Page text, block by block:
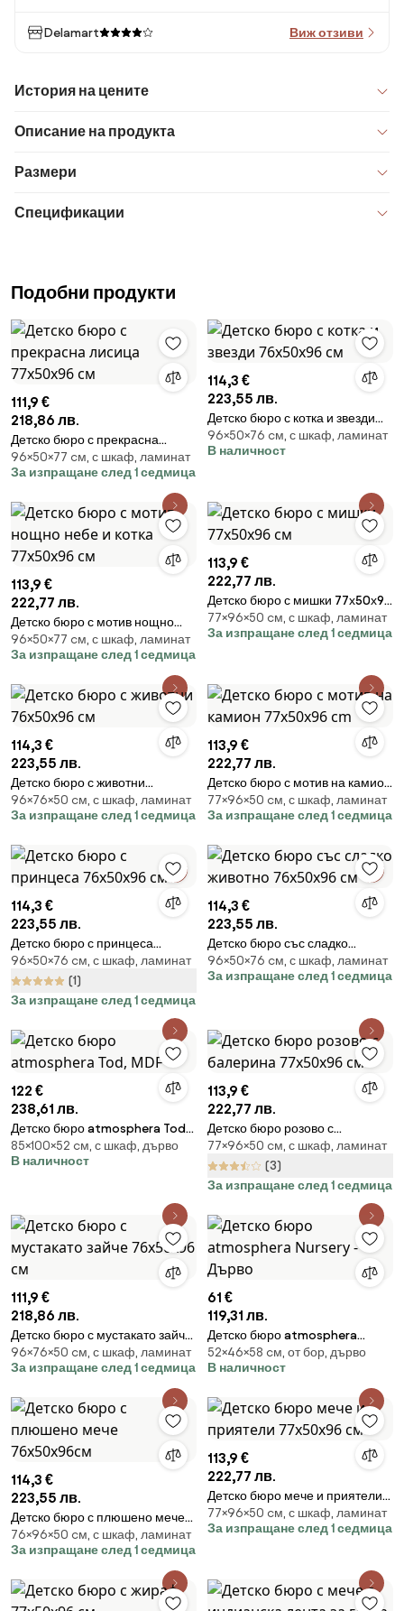
Delamart Виж отзиви
История на цените
Описание на продукта
Размери
Спецификации
Подобни продукти
111,9 €
218,86 лв.
Детско бюро с прекрасна
лисица 77х50х96 см
96×50×77 cм, с шкаф, ламинат
За изпращане след 1 седмица
114,3 €
223,55 лв.
Детско бюро с котка и звезди
76х50х96 см
96×50×76 cм, с шкаф, ламинат
В наличност
113,9 €
222,77 лв.
Детско бюро с мотив нощно
небе и котка 77х50х96 см
96×50×77 cм, с шкаф, ламинат
За изпращане след 1 седмица
113,9 €
222,77 лв.
Детско бюро с мишки 77х50х96
см
77×96×50 cм, с шкаф, ламинат
За изпращане след 1 седмица
114,3 €
223,55 лв.
Детско бюро с животни
76х50х96 см
96×76×50 cм, с шкаф, ламинат
За изпращане след 1 седмица
113,9 €
222,77 лв.
Детско бюро с мотив на камион
77x50x96 cm
77×96×50 cм, с шкаф, ламинат
За изпращане след 1 седмица
114,3 €
223,55 лв.
Детско бюро с принцеса
76х50х96 см
96×50×76 cм, с шкаф, ламинат
(1)
За изпращане след 1 седмица
114,3 €
223,55 лв.
Детско бюро със сладко
животно 76х50х96 см
96×50×76 cм, с шкаф, ламинат
За изпращане след 1 седмица
122 €
238,61 лв.
Детско бюро atmosphera Tod,
MDF
85×100×52 cм, с шкаф, дърво
В наличност
113,9 €
222,77 лв.
Детско бюро розово с
балерина 77х50х96 см
77×96×50 cм, с шкаф, ламинат
(3)
За изпращане след 1 седмица
111,9 €
218,86 лв.
Детско бюро с мустакато зайче
76х50х96 см
96×76×50 cм, с шкаф, ламинат
За изпращане след 1 седмица
61 €
119,31 лв.
Детско бюро atmosphera
Nursery - Дърво
52×46×58 cм, от бор, дърво
В наличност
114,3 €
223,55 лв.
Детско бюро с плюшено мече
76х50х96см
76×96×50 cм, с шкаф, ламинат
За изпращане след 1 седмица
113,9 €
222,77 лв.
Детско бюро мече и приятели
77х50х96 см
77×96×50 cм, с шкаф, ламинат
За изпращане след 1 седмица